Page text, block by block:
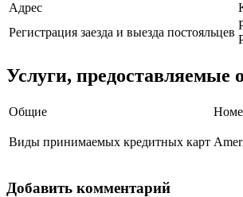
Адрес
Регистрация заезда и выезда постояльцев
Услуги, предоставляемые
Общие
Виды принимаемых кредитных карт
Добавить комментарий